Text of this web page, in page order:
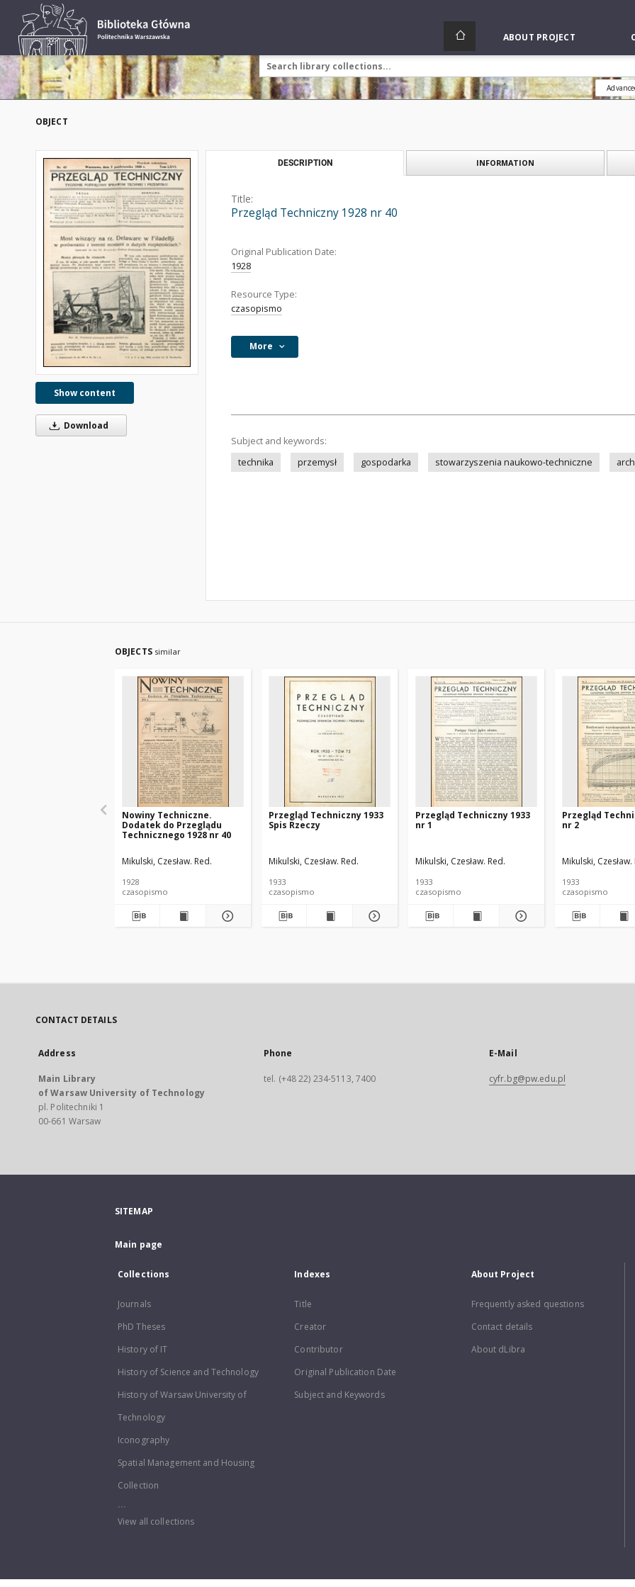
ABOUT PROJECT
OBJECT
Show content
Download
DESCRIPTION INFORMATION
Title:
Przegląd Techniczny 1928 nr 40
Original Publication Date:
1928
Resource Type:
czasopismo
More
Subject and keywords:
technika
przemysł gospodarka stowarzyszenia naukowo-techniczne
OBJECTS similar
Nowiny Techniczne.
Dodatek do Przeglądu
Technicznego 1928 nr 40
Mikulski, Czesław. Red.
1928
czasopismo
Przegląd Techniczny 1933
Spis Rzeczy
Mikulski, Czesław. Red.
1933
czasopismo
Przegląd Techniczny 1933
nr 1
Mikulski, Czesław. Red.
1933
czasopismo
Przegląd
nr 2
Mikulski, Czesław.
1933
czasopismo
CONTACT DETAILS
Address
Main Library
of Warsaw University of Technology
pl. Politechniki 1
00-661 Warsaw
Phone
tel. (+48 22) 234-5113, 7400
E-Mail
cyfr.bg@pw.edu.pl
SITEMAP
Main page
Collections
Journals
PhD Theses
History of IT
History of Science and Technology
History of Warsaw University of
Technology
Iconography
Spatial Management and Housing
Collection
...
View all collections
Indexes
Title
Creator
Contributor
Original Publication Date
Subject and Keywords
About Project
Frequently asked questions
Contact details
About dLibra